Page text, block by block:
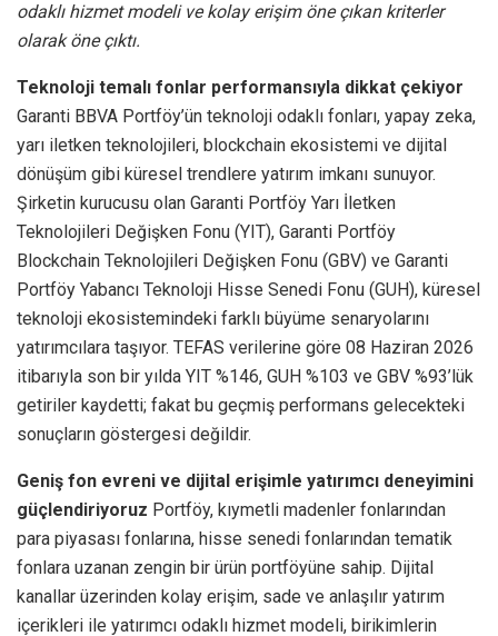
odaklı hizmet modeli ve kolay erişim öne çıkan kriterler
olarak öne çıktı.
Teknoloji temalı fonlar performansıyla dikkat çekiyor
Garanti BBVA Portföy’ün teknoloji odaklı fonları, yapay zeka,
yarı iletken teknolojileri, blockchain ekosistemi ve dijital
dönüşüm gibi küresel trendlere yatırım imkanı sunuyor.
Şirketin kurucusu olan Garanti Portföy Yarı İletken
Teknolojileri Değişken Fonu (YIT), Garanti Portföy
Blockchain Teknolojileri Değişken Fonu (GBV) ve Garanti
Portföy Yabancı Teknoloji Hisse Senedi Fonu (GUH), küresel
teknoloji ekosistemindeki farklı büyüme senaryolarını
yatırımcılara taşıyor. TEFAS verilerine göre 08 Haziran 2026
itibarıyla son bir yılda YIT %146, GUH %103 ve GBV %93’lük
getiriler kaydetti; fakat bu geçmiş performans gelecekteki
sonuçların göstergesi değildir.
Geniş fon evreni ve dijital erişimle yatırımcı deneyimini
güçlendiriyoruz Portföy, kıymetli madenler fonlarından
para piyasası fonlarına, hisse senedi fonlarından tematik
fonlara uzanan zengin bir ürün portföyüne sahip. Dijital
kanallar üzerinden kolay erişim, sade ve anlaşılır yatırım
içerikleri ile yatırımcı odaklı hizmet modeli, birikimlerin